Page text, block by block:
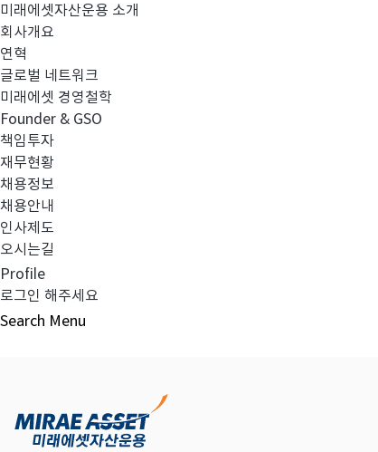
미래에셋자산운용 소개
회사개요
연혁
글로벌 네트워크
미래에셋 경영철학
Founder & GSO
책임투자
재무현황
채용정보
채용안내
인사제도
오시는길
Profile
로그인 해주세요
Search Menu
이전글
다음글
목록보기